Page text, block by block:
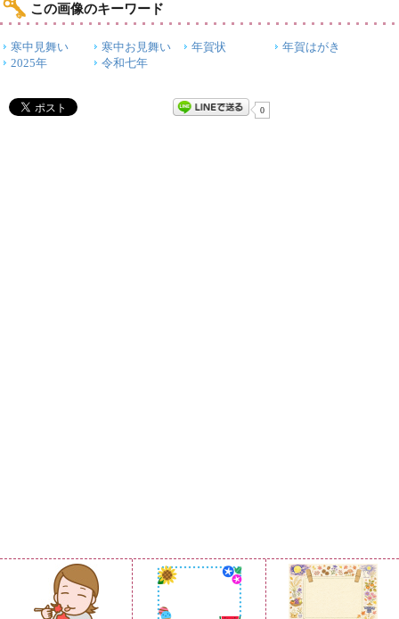
この画像のキーワード
寒中見舞い 寒中お見舞い 年賀状
年賀はがき
2025年
令和七年
0